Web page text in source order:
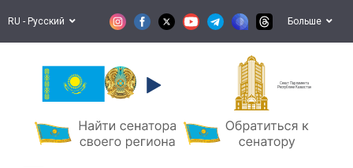
RU - Русский Больше
Сенат Парламента
Республики Казахстан